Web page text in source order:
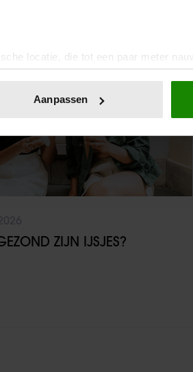
locatie, die tot een paar meter
te scannen op specifieke
in de Cookieverklaring.
te personaliseren, om functies
over uw gebruik van onze site
deze gegevens combineren met
uw gebruik van hun services. U
Aanpassen
ZIJN IJSJES?